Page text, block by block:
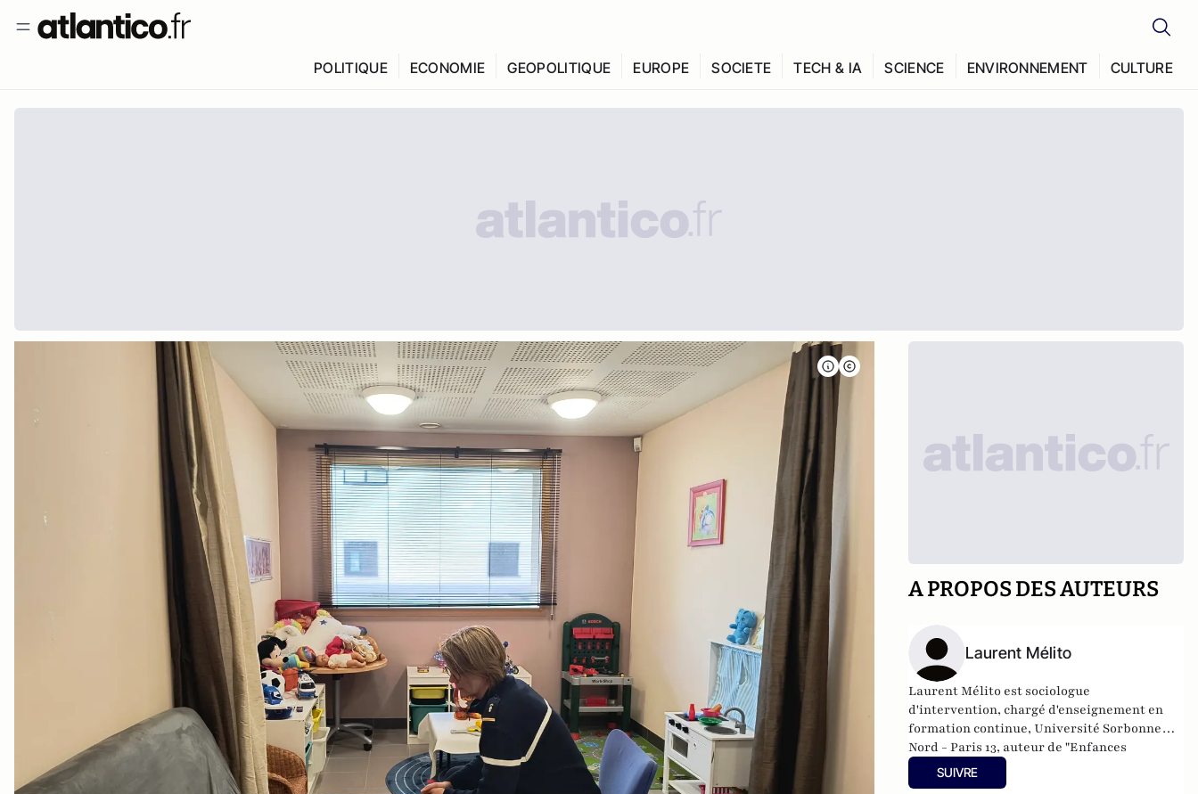
POLITIQUE ECONOMIE GEOPOLITIQUE EUROPE SOCIETE TECH & IA SCIENCE ENVIRONNEMENT CULTURE
A PROPOS DES AUTEURS
Laurent Mélito
Laurent Mélito est sociologue
d'intervention, chargé d'enseignement en
formation continue, Université Sorbonne
Nord - Paris 13, auteur de "Enfances
captives. La prostitution des mineurs.
Comprendre, repérer, accompagner " aux
SUIVRE